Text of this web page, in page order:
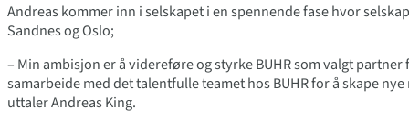
Andreas kommer inn i selskapet i en spennende fase hvor
Sandnes og Oslo;
– Min ambisjon er å videreføre og styrke BUHR som valgt
samarbeide med det talentfulle teamet hos BUHR for å skape
uttaler Andreas King.